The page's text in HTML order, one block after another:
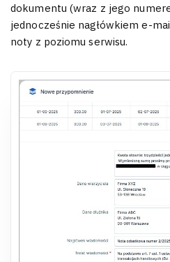
dokumentu (wraz z jego
jednocześnie nagłówkiem e-
noty z poziomu serwisu.